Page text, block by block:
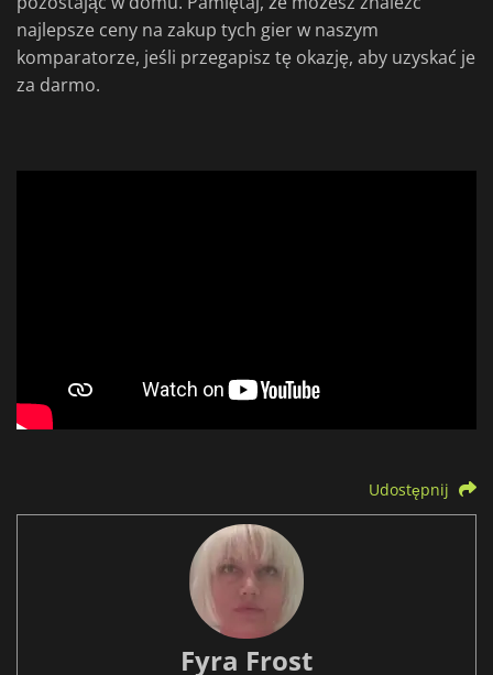
najlepsze ceny na zakup tych gier w naszym
komparatorze, jeśli przegapisz tę okazję, aby uzyskać je
za darmo.
Udostępnij
Fyra Frost